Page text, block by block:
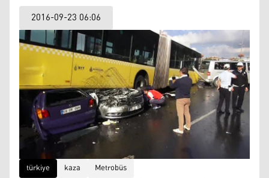
2016-09-23 06:06
türkiye kaza Metrobüs